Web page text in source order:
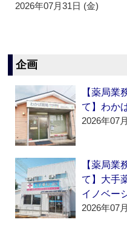
2026年07月31日 (金)
企画
【薬局業
て】わか
2026年07
【薬局業
て】大手
イノベー
2026年07